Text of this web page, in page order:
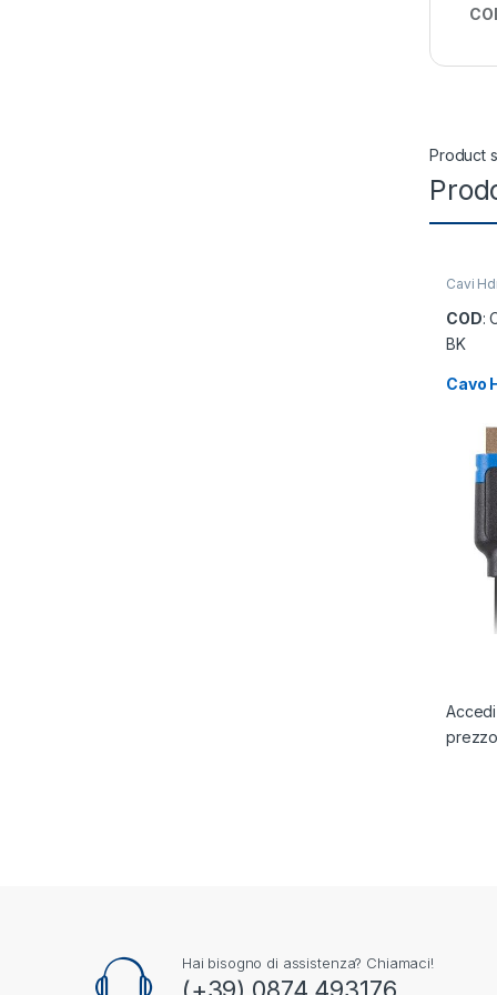
Product
Cavi
COD:
BK
Cavo
prezzo
Hai bisogno di assistenza? Chiamaci!